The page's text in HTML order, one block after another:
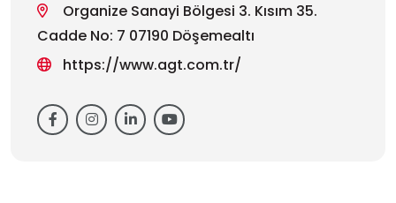
Organize Sanayi Bölgesi 3. Kısım 35.
Cadde No: 7 07190 Döşemealtı
https://www.agt.com.tr/